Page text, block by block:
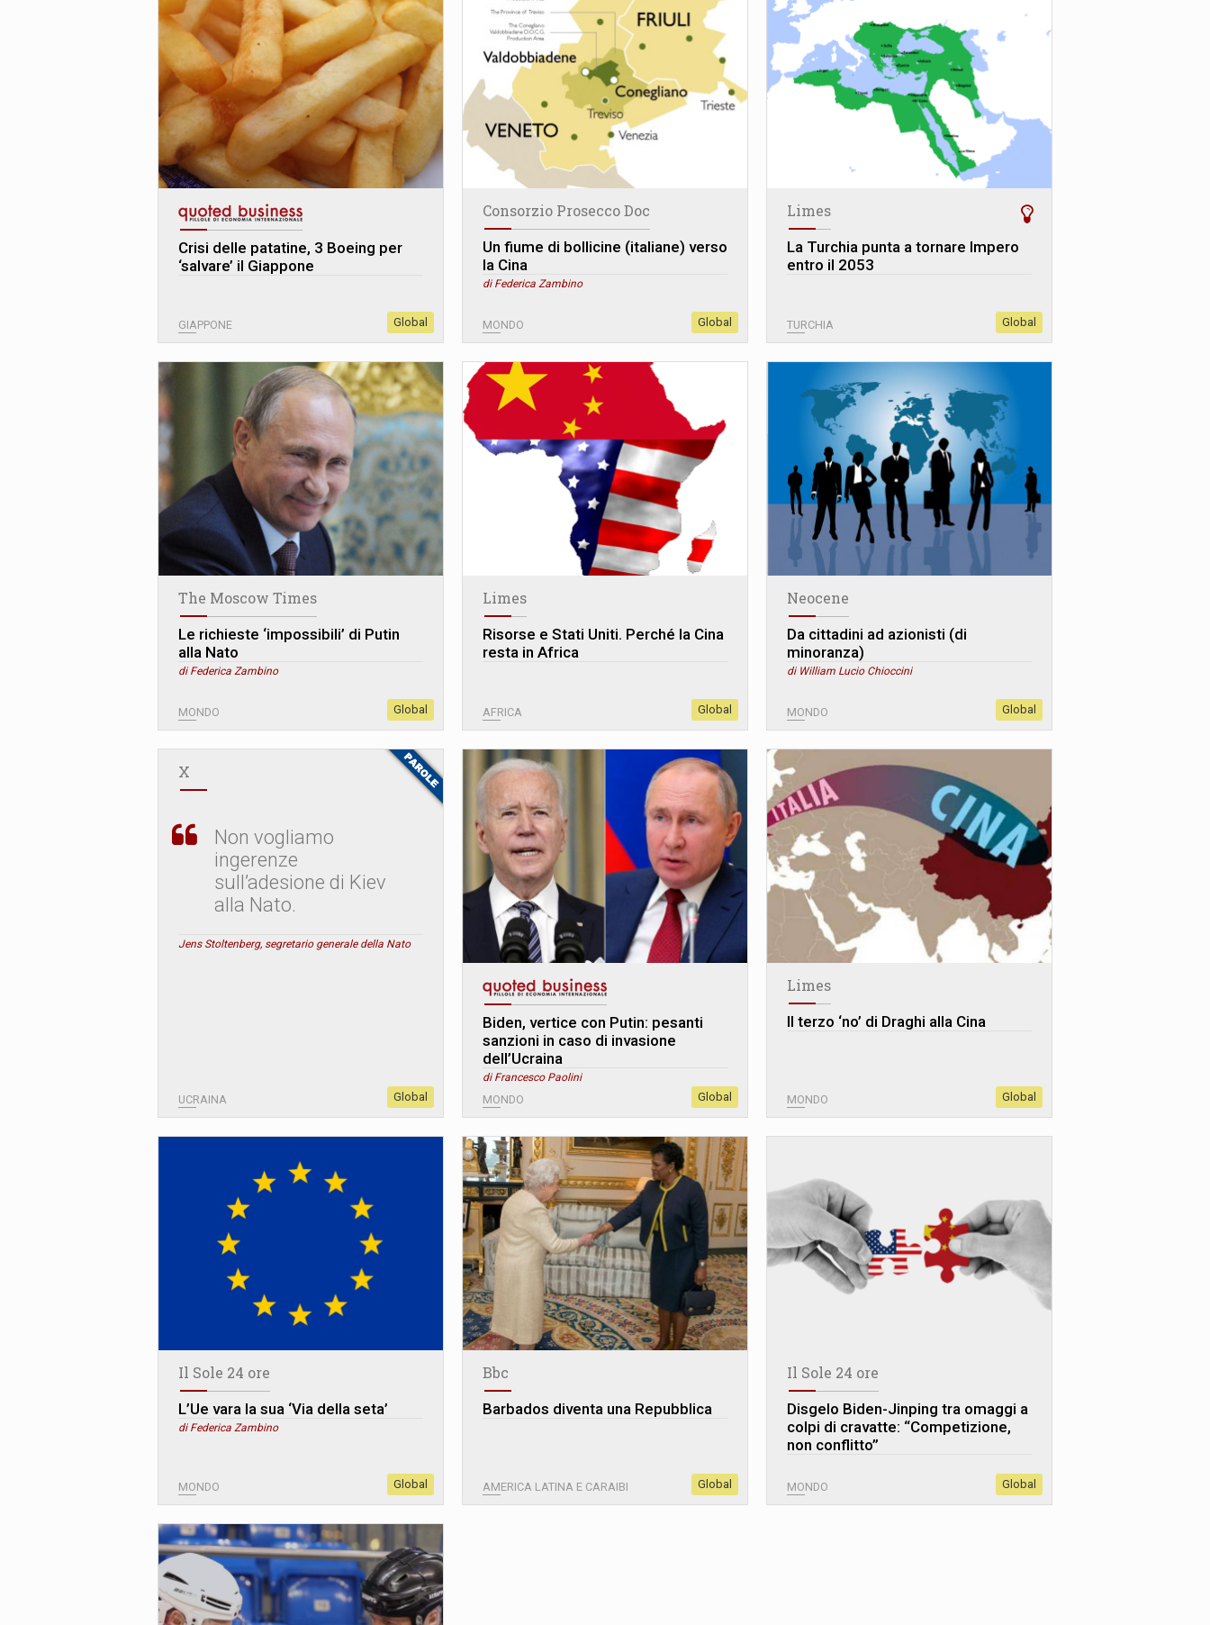
Crisi delle patatine, 3 Boeing per
‘salvare’ il Giappone
GIAPPONE Global
Consorzio Prosecco Doc
Un fiume di bollicine (italiane) verso
la Cina
di Federica Zambino
MONDO Global
Limes
La Turchia punta a tornare Impero
entro il 2053
TURCHIA Global
The Moscow Times
Le richieste ‘impossibili’ di Putin
alla Nato
di Federica Zambino
MONDO Global
Limes
Risorse e Stati Uniti. Perché la Cina
resta in Africa
AFRICA Global
Neocene
Da cittadini ad azionisti (di
minoranza)
di William Lucio Chioccini
MONDO Global
X
Non vogliamo
ingerenze
sull’adesione di Kiev
alla Nato.
Jens Stoltenberg, segretario generale della Nato
UCRAINA Global
Biden, vertice con Putin: pesanti
sanzioni in caso di invasione
dell’Ucraina
di Francesco Paolini
MONDO Global
Limes
Il terzo ‘no’ di Draghi alla Cina
MONDO Global
Il Sole 24 ore
L’Ue vara la sua ‘Via della seta’
di Federica Zambino
MONDO Global
Bbc
Barbados diventa una Repubblica
AMERICA LATINA E CARAIBI Global
Il Sole 24 ore
Disgelo Biden-Jinping tra omaggi a
colpi di cravatte: “Competizione,
non conflitto”
MONDO Global